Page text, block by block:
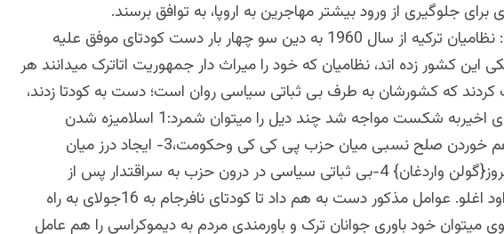
برای جلوگیری از ورود بیشتر مهاجرین به اروپا، به توافق برسند.
اماچرا کودتا: نظامیان ترکیه از سال 1960 به دین سو چهار بار دست کودتای موفق علیه
کشور زده اند، نظامیان که خود را میراث دار جمهوریت اتاترک میدانند هر
کردند که کشورشان به طرف بی ثباتی سیاسی روان است؛ دست به کودتا زدند،
اما چراکودتای اخیربه شکست مواجه شد چند دیل را میتوان شمرد:1 اسلامیزه شدن
ترکیه،2-برهم خوردن صلح نسبی میان حزب پی کی کی وحکومت،3- ایجاد درز میان
متحدین دیروز{گولن واردغان} 4-بی ثباتی سیاسی در درون حزب به سراقتدار پس از
استعفای داود اغلو. عوامل مذکور دست به هم داد تا کودتای نافرجام به 16جولای به راه
میتوان خود باوری جوانان ترک و باورمندی مردم به دیموکراسی را هم عامل